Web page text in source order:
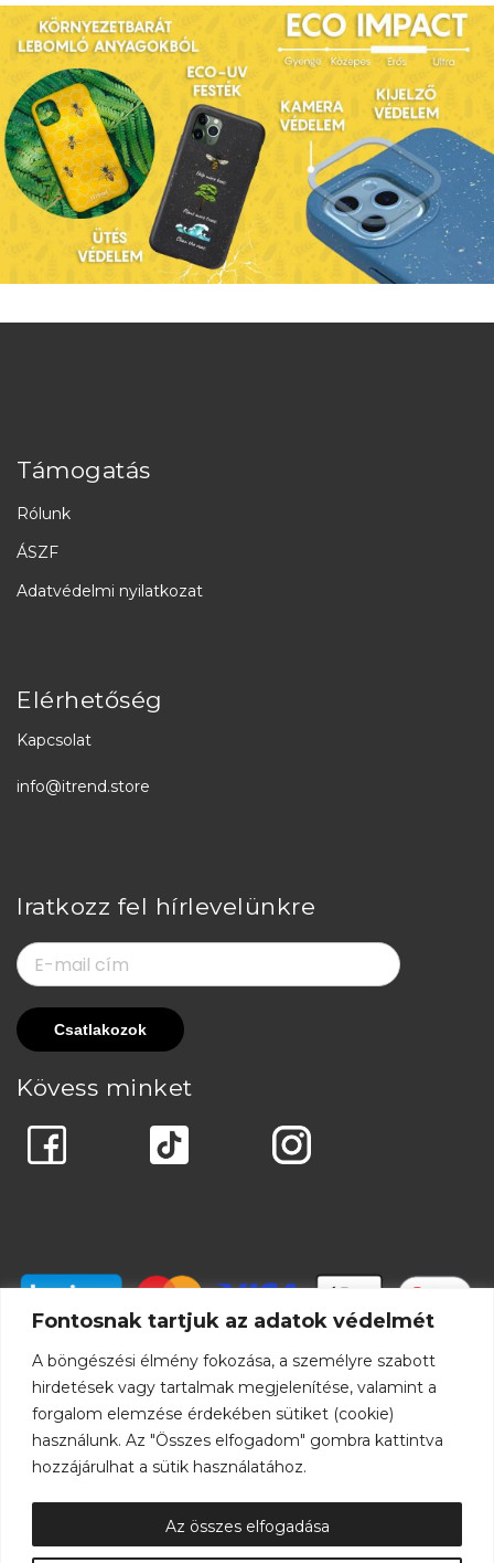
Fontosnak tartjuk az adatok védelmét
A böngészési élmény fokozása, a személyre szabott
hirdetések vagy tartalmak megjelenítése, valamint a
forgalom elemzése érdekében sütiket (cookie)
használunk. Az "Összes elfogadom" gombra kattintva
hozzájárulhat a sütik használatához.
Az összes elfogadása
Támogatás
Rólunk
ÁSZF
Adatvédelmi nyilatkozat
Elérhetőség
Kapcsolat
info@itrend.store
Iratkozz fel hírlevelünkre
Kövess minket